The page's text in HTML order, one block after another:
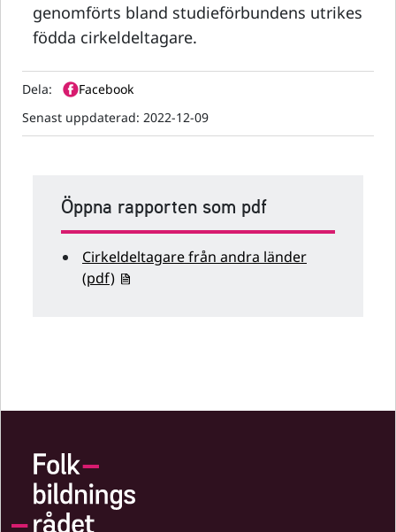
genomförts bland studieförbundens utrikes
födda cirkeldeltagare.
Dela:
Facebook
Senast uppdaterad: 2022-12-09
Öppna rapporten som pdf
Cirkeldeltagare från andra länder
(pdf)